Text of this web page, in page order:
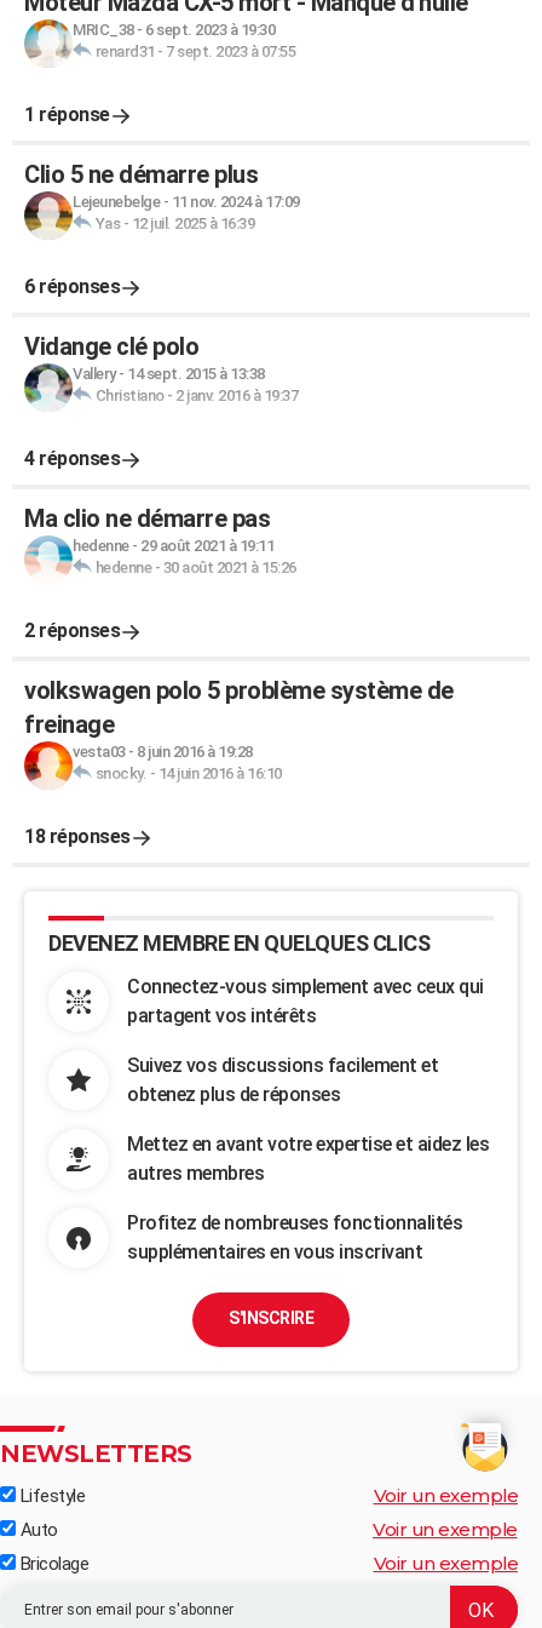
MRIC_38- 6 sept. 2023 à 19:30
renard31 - 7 sept. 2023 à 07:55
1 réponse
Clio 5 ne démarre plus
Lejeunebelge- 11 nov. 2024 à 17:09
Yas- 12 juil. 2025 à 16:39
6 réponses
Vidange clé polo
Vallery- 14 sept. 2015 à 13:38
Christiano- 2 janv. 2016 à 19:37
4 réponses
Ma clio ne démarre pas
hedenne- 29 août 2021 à 19:11
hedenne- 30 août 2021 à 15:26
2 réponses
volkswagen polo 5 problème système de
freinage
vesta03- 8 juin 2016 à 19:28
snocky. - 14 juin 2016 à 16:10
18 réponses
DEVENEZ MEMBRE EN QUELQUES CLICS
Connectez-vous simplement avec ceux qui
partagent vos intérêts
Suivez vos discussions facilement et
obtenez plus de réponses
Mettez en avant votre expertise et aidez les
autres membres
Profitez de nombreuses fonctionnalités
supplémentaires en vous inscrivant
S'INSCRIRE
NEWSLETTERS
Lifestyle Voir un exemple
Auto Voir un exemple
Bricolage Voir un exemple